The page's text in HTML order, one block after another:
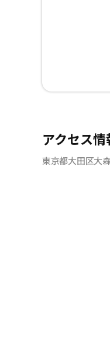
アクセス
東京都大田区大